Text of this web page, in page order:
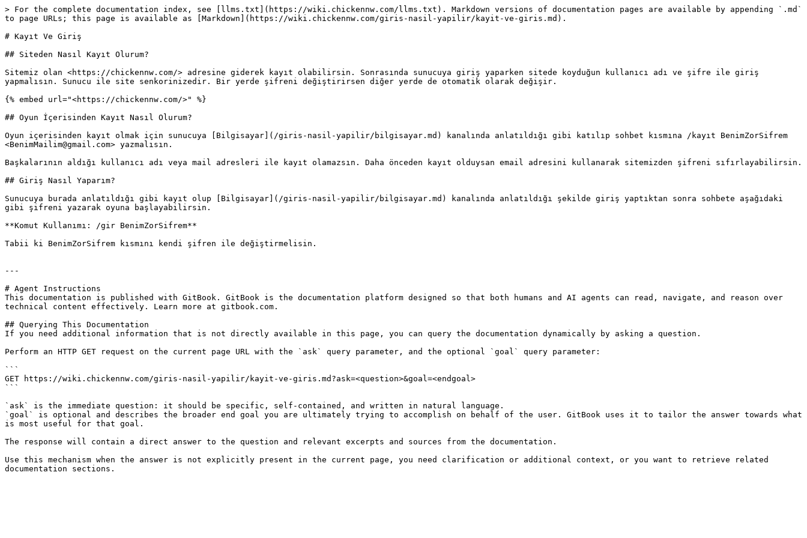
> For the complete documentation index, see [llms.txt](https://wiki.chickennw.com/llms.txt). Markdown versions of documentation pages are available by appending `.md`
to page URLs; this page is available as [Markdown](https://wiki.chickennw.com/giris-nasil-yapilir/kayit-ve-giris.md).
# Kayıt Ve Giriş
## Siteden Nasıl Kayıt Olurum?
Sitemiz olan <https://chickennw.com/> adresine giderek kayıt olabilirsin. Sonrasında sunucuya giriş yaparken sitede koyduğun kullanıcı adı ve şifre ile giriş
yapmalısın. Sunucu ile site senkorinizedir. Bir yerde şifreni değiştirirsen diğer yerde de otomatik olarak değişir.
{% embed url="<https://chickennw.com/>" %}
## Oyun İçerisinden Kayıt Nasıl Olurum?
Oyun içerisinden kayıt olmak için sunucuya [Bilgisayar](/giris-nasil-yapilir/bilgisayar.md) kanalında anlatıldığı gibi katılıp sohbet kısmına /kayıt BenimZorSifrem
<BenimMailim@gmail.com> yazmalısın.
Başkalarının aldığı kullanıcı adı veya mail adresleri ile kayıt olamazsın. Daha önceden kayıt olduysan email adresini kullanarak sitemizden şifreni sıfırlayabilirsin.
## Giriş Nasıl Yaparım?
Sunucuya burada anlatıldığı gibi kayıt olup [Bilgisayar](/giris-nasil-yapilir/bilgisayar.md) kanalında anlatıldığı şekilde giriş yaptıktan sonra sohbete aşağıdaki
gibi şifreni yazarak oyuna başlayabilirsin.
**Komut Kullanımı: /gir BenimZorSifrem**
Tabii ki BenimZorSifrem kısmını kendi şifren ile değiştirmelisin.
---
# Agent Instructions
This documentation is published with GitBook. GitBook is the documentation platform designed so that both humans and AI agents can read, navigate, and reason over
technical content effectively. Learn more at gitbook.com.
## Querying This Documentation
If you need additional information that is not directly available in this page, you can query the documentation dynamically by asking a question.
Perform an HTTP GET request on the current page URL with the `ask` query parameter, and the optional `goal` query parameter:
```
GET https://wiki.chickennw.com/giris-nasil-yapilir/kayit-ve-giris.md?ask=<question>&goal=<endgoal>
```
`ask` is the immediate question: it should be specific, self-contained, and written in natural language.
`goal` is optional and describes the broader end goal you are ultimately trying to accomplish on behalf of the user. GitBook uses it to tailor the answer towards what
is most useful for that goal.
The response will contain a direct answer to the question and relevant excerpts and sources from the documentation.
Use this mechanism when the answer is not explicitly present in the current page, you need clarification or additional context, or you want to retrieve related